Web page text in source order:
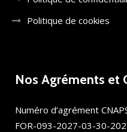
Politique de cookies
Nos Agréments et
Numéro d’agrément
FOR-093-2027-03-30-